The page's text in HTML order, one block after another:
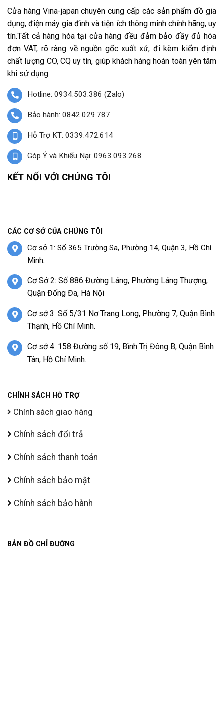
Cửa hàng Vina-japan chuyên cung cấp các sản phẩm đồ gia
dụng, điện máy gia đình và tiện ích thông minh chính hãng, uy
tín.Tất cả hàng hóa tại cửa hàng đều đảm bảo đầy đủ hóa
đơn VAT, rõ ràng về nguồn gốc xuất xứ, đi kèm kiểm định
chất lượng CO, CQ uy tín, giúp khách hàng hoàn toàn yên tâm
khi sử dụng.
Hotline: 0934.503.386 (Zalo)
Bảo hành: 0842.029.787
Hỗ Trợ KT: 0339.472.614
Góp Ý và Khiếu Nại: 0963.093.268
KẾT NỐI VỚI CHÚNG TÔI
CÁC CƠ SỞ CỦA CHÚNG TÔI
Cơ sở 1: Số 365 Trường Sa, Phường 14, Quận 3, Hồ Chí
Minh.
Cơ Sở 2: Số 886 Đường Láng, Phường Láng Thượng,
Quận Đống Đa, Hà Nội
Cơ sở 3: Số 5/31 Nơ Trang Long, Phường 7, Quận Bình
Thạnh, Hồ Chí Minh.
Cơ sở 4: 158 Đường số 19, Bình Trị Đông B, Quận Bình
Tân, Hồ Chí Minh.
CHÍNH SÁCH HỖ TRỢ
Chính sách giao hàng
Chính sách đổi trả
Chính sách thanh toán
Chính sách bảo mật
Chính sách bảo hành
BẢN ĐỒ CHỈ ĐƯỜNG